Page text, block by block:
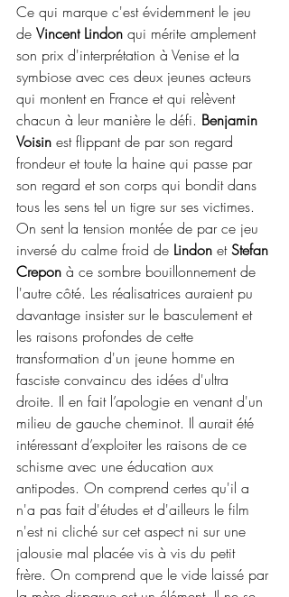
Ce qui marque c'est évidemment le jeu
de Vincent Lindon qui mérite amplement
son prix d'interprétation à Venise et la
symbiose avec ces deux jeunes acteurs
qui montent en France et qui relèvent
chacun à leur manière le défi. Benjamin
Voisin est flippant de par son regard
frondeur et toute la haine qui passe par
son regard et son corps qui bondit dans
tous les sens tel un tigre sur ses victimes.
On sent la tension montée de par ce jeu
inversé du calme froid de Lindon et Stefan
Crepon à ce sombre bouillonnement de
l'autre côté. Les réalisatrices auraient pu
davantage insister sur le basculement et
les raisons profondes de cette
transformation d'un jeune homme en
fasciste convaincu des idées d'ultra
droite. Il en fait l’apologie en venant d'un
milieu de gauche cheminot. Il aurait été
intéressant d’exploiter les raisons de ce
schisme avec une éducation aux
antipodes. On comprend certes qu'il a
n'a pas fait d'études et d'ailleurs le film
n'est ni cliché sur cet aspect ni sur une
jalousie mal placée vis à vis du petit
frère. On comprend que le vide laissé par